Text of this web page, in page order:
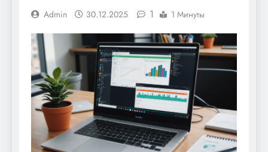
Admin 30.12.2025 1 1 Минуты